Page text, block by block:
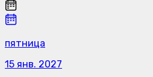
пятница
15 янв. 2027